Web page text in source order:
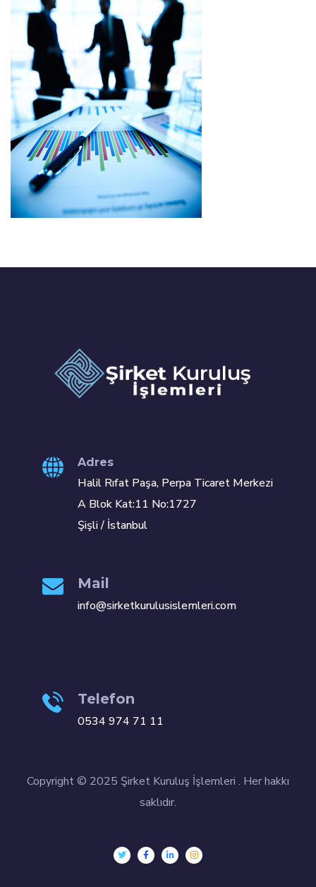
Adres
Halil Rıfat Paşa, Perpa Ticaret Merkezi
A Blok Kat:11 No:1727
Şişli / İstanbul
Mail
info@sirketkurulusislemleri.com
Telefon
0534 974 71 11
Copyright © 2025 Şirket Kuruluş İşlemleri . Her hakkı
saklıdır.